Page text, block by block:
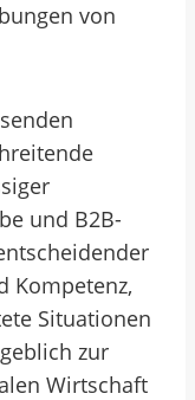
von
und B2B-
Kompetenz,
Situationen
zur
Wirtschaft